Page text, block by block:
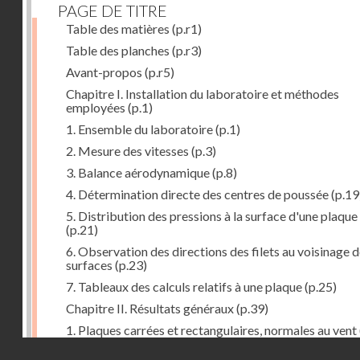
PAGE DE TITRE
Table des matières (p.r1)
Table des planches (p.r3)
Avant-propos (p.r5)
Chapitre I. Installation du laboratoire et méthodes
employées (p.1)
1. Ensemble du laboratoire(p.1)
2. Mesure des vitesses (p.3)
3. Balance aérodynamique(p.8)
4. Détermination directe des centres de poussée
5. Distribution des pressions à la surface d'une plaque
(p.21)
6. Observation des directions des filets au voisinage
surfaces (p.23)
7. Tableaux des calculs relatifs à une plaque(p.25)
Chapitre II. Résultats généraux(p.39)
1. Plaques carrées et rectangulaires, normales au vent